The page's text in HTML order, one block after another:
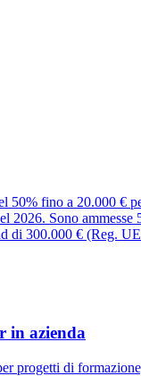
fino a 20.000 €
Sono ammesse
di 300.000 € (Reg.
in azienda
progetti di